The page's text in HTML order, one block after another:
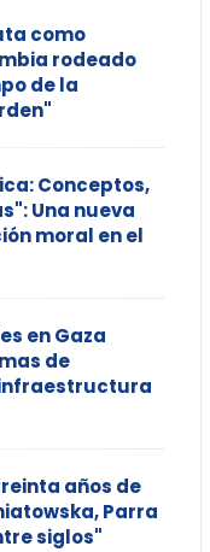
como
rodeado
de la
Conceptos,
Una nueva
moral en el
en Gaza
de
años de
Parra
siglos"